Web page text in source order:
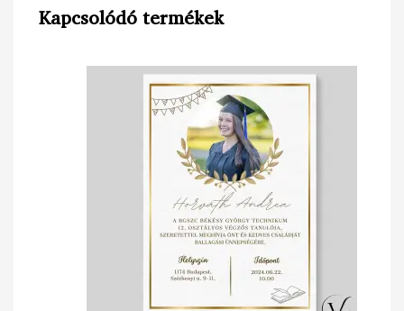
Kapcsolódó termékek